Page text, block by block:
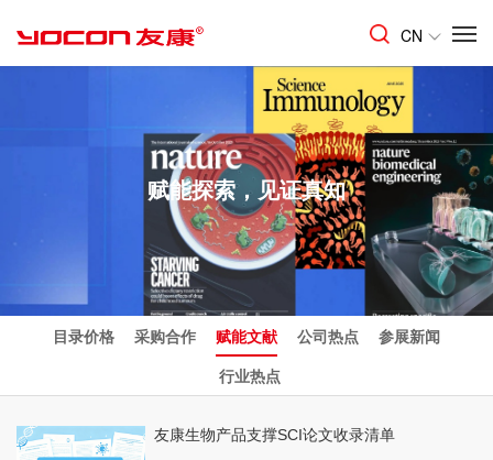
CN
赋能探索，见证真知
目录价格 采购合作 赋能文献 公司热点
参展新闻
行业热点
友康生物产品支撑SCI论文收录清单